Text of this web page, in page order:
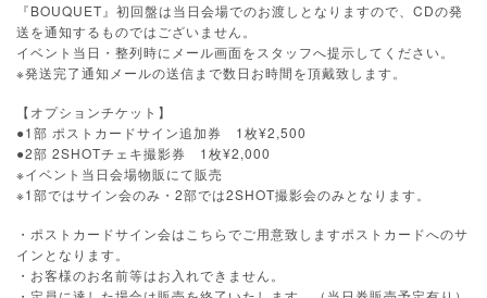
『BOUQUET』初回盤は当日会場でのお渡しとなりますので、CDの発
送を通知するものではございません。
イベント当日・整列時にメール画面をスタッフへ提示してください。
※発送完了通知メールの送信まで数日お時間を頂戴致します。
【オプションチケット】
●1部 ポストカードサイン追加券 1枚¥2,500
●2部 2SHOTチェキ撮影券 1枚¥2,000
※イベント当日会場物販にて販売
※1部ではサイン会のみ・2部では2SHOT撮影会のみとなります。
・ポストカードサイン会はこちらでご用意致しますポストカードへのサ
インとなります。
・お客様のお名前等はお入れできません。